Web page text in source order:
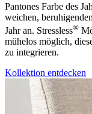
Pantones Farbe des
weichen,
Jahr an. Stressless®
mühelos möglich,
zu integrieren.
Kollektion entdecken